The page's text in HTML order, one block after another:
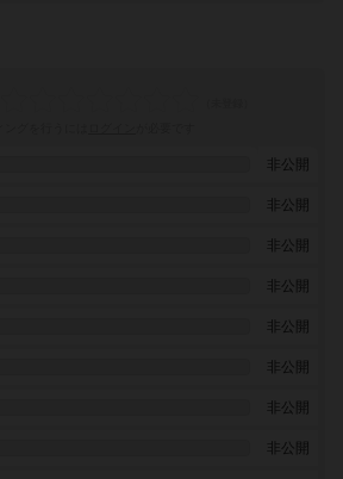
非公開
非公開
非公開
非公開
非公開
非公開
非公開
非公開